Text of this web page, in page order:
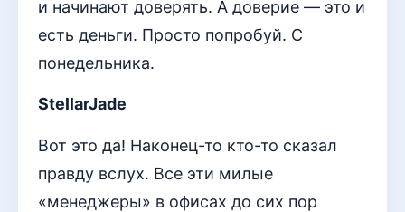
и начинают доверять. А доверие — это и
есть деньги. Просто попробуй. С
понедельника.
StellarJade
Вот это да! Наконец-то кто-то сказал
правду вслух. Все эти милые
«менеджеры» в офисах до сих пор